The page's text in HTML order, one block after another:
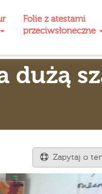
Folie z atestami
przeciwsłoneczne
dużą
Zapytaj o